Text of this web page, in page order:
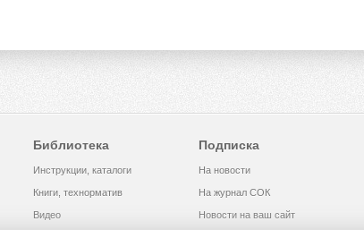
Библиотека
Инструкции, каталоги
Книги, технорматив
Видео
Подписка
На новости
На журнал СОК
Новости на ваш сайт